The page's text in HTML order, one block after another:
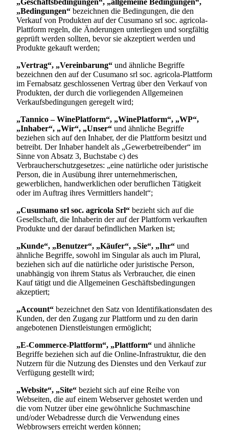
„Geschäftsbedingungen“, „allgemeine Bedingungen“,
„Bedingungen“ bezeichnen die Bedingungen, die den
Verkauf von Produkten auf derCusumano srl soc. agricola-
Plattform regeln, die Änderungen unterliegen und sorgfältig
geprüft werden sollten, bevor sie akzeptiert werden und
Produkte gekauft werden;
„Vertrag“, „Vereinbarung“ und ähnliche Begriffe
bezeichnen den auf derCusumano srl soc. agricola-Plattform
im Fernabsatz geschlossenen Vertrag über den Verkauf von
Produkten, der durch die vorliegenden Allgemeinen
Verkaufsbedingungen geregelt wird;
„Tannico – WinePlatform“, „WinePlatform“, „WP“,
„Inhaber“, „Wir“, „Unser“ und ähnliche Begriffe
beziehen sich auf den Inhaber, der die Plattform besitzt und
betreibt. Der Inhaber handelt als „Gewerbetreibender“ im
Sinne von Absatz 3, Buchstabe c) des
Verbraucherschutzgesetzes: „eine natürliche oder juristische
Person, die in Ausübung ihrer unternehmerischen,
gewerblichen, handwerklichen oder beruflichen Tätigkeit
oder im Auftrag ihres Vermittlers handelt“;
„Cusumano srl soc. agricola Srl“ bezieht sich auf die
Gesellschaft, die Inhaberin der auf der Plattform verkauften
Produkte und der darauf befindlichen Marken ist;
„Kunde“, „Benutzer“, „Käufer“, „Sie“, „Ihr“ und
ähnliche Begriffe, sowohl im Singular als auch im Plural,
beziehen sich auf die natürliche oder juristische Person,
unabhängig von ihrem Status als Verbraucher, die einen
Kauf tätigt und die Allgemeinen Geschäftsbedingungen
akzeptiert;
„Account“ bezeichnet den Satz von Identifikationsdaten des
Kunden, der den Zugang zur Plattform und zu den darin
angebotenen Dienstleistungen ermöglicht;
„E-Commerce-Plattform“, „Plattform“ und ähnliche
Begriffe beziehen sich auf die Online-Infrastruktur, die den
Nutzern für die Nutzung des Dienstes und den Verkauf zur
Verfügung gestellt wird;
„Website“, „Site“ bezieht sich auf eine Reihe von
Webseiten, die auf einem Webserver gehostet werden und
die vom Nutzer über eine gewöhnliche Suchmaschine
und/oder Webadresse durch die Verwendung eines
Webbrowsers erreicht werden können;